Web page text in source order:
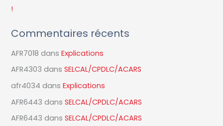
:!
Commentaires récents
AFR7018 dansExplications
AFR4303 dansSELCAL/CPDLC/ACARS
afr4034 dansExplications
AFR6443 dansSELCAL/CPDLC/ACARS
AFR6443 dansSELCAL/CPDLC/ACARS